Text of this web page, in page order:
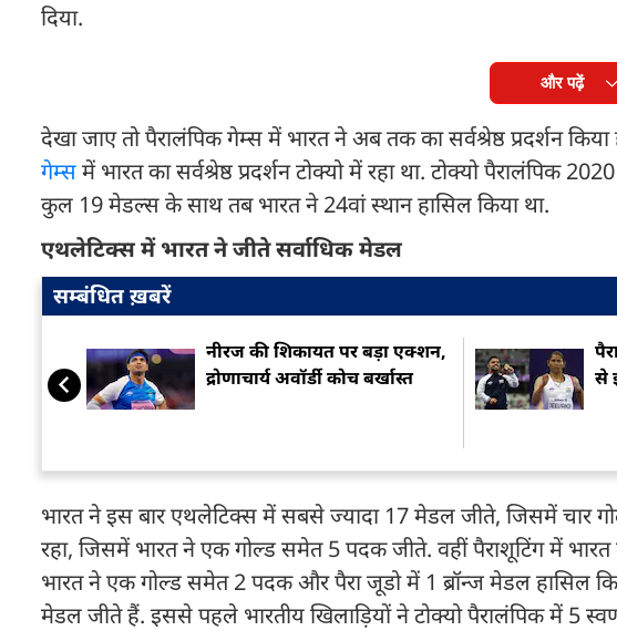
दिया.
और पढ़ें
देखा जाए तो पैरालंप‍िक गेम्स में भारत ने अब तक का सर्वश्रेष्ठ प्रदर्शन
गेम्समें भारत का सर्वश्रेष्ठ प्रदर्शन टोक्यो में रहा था. टोक्यो पैरालंपिक
कुल 19 मेडल्स के साथ तब भारत ने 24वां स्थान हासिल किया था.
एथलेटिक्स में भारत ने जीते सर्वाधिक मेडल
सम्बंधित ख़बरें
नीरज की शिकायत पर बड़ा एक्शन,
द्रोणाचार्य अवॉर्डी कोच बर्खास्त
से
भारत ने इस बार एथलेटिक्स में सबसे ज्यादा 17 मेडल जीते, जिसमें चार
रहा, जिसमें भारत ने एक गोल्ड समेत 5 पदक जीते. वहीं पैराशूटिंग में
भारत ने एक गोल्ड समेत 2 पदक और पैरा जूडो में 1 ब्रॉन्ज मेडल हासिल
मेडल जीते हैं. इससे पहले भारतीय खिलाड़ियों ने टोक्यो पैरालंपिक में 5